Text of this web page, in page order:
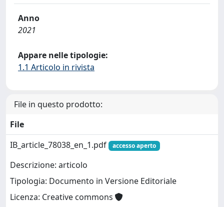
Anno
2021
Appare nelle tipologie:
1.1 Articolo in rivista
File in questo prodotto:
File
IB_article_78038_en_1.pdf
accesso aperto
Descrizione: articolo
Tipologia: Documento in Versione Editoriale
Licenza: Creative commons